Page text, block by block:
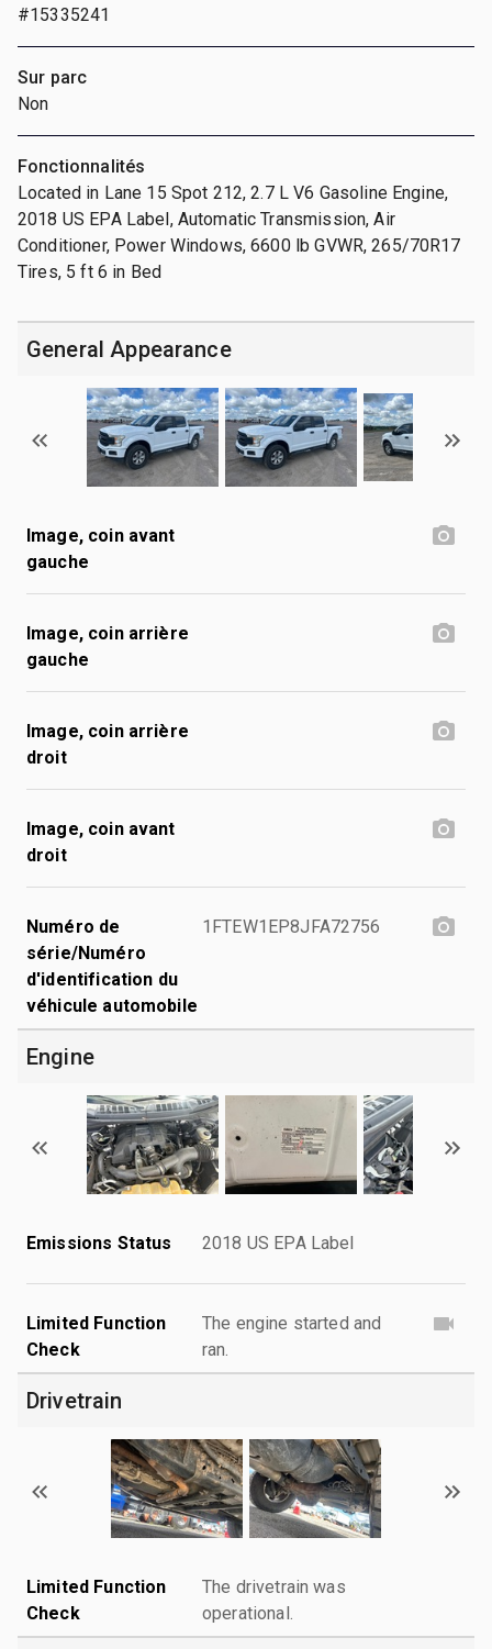
#15335241
Sur parc
Non
Fonctionnalités
Located in Lane 15 Spot 212, 2.7 L V6 Gasoline Engine,
2018 US EPA Label, Automatic Transmission, Air
Conditioner, Power Windows, 6600 lb GVWR, 265/70R17
Tires, 5 ft 6 in Bed
General Appearance
Image, coin avant
gauche
Image, coin arrière
gauche
Image, coin arrière
droit
Image, coin avant
droit
Numéro de
série/Numéro
d'identification du
véhicule automobile
1FTEW1EP8JFA72756
Engine
Emissions Status 2018 US EPA Label
Limited Function
Check
The engine started and
ran.
Drivetrain
Limited Function
Check
The drivetrain was
operational.